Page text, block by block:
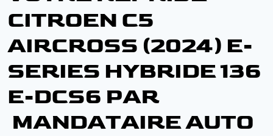
CITROEN C5
AIRCROSS (2024) E-
SERIES HYBRIDE 136
E-DCS6 PAR
MANDATAIRE AUTO